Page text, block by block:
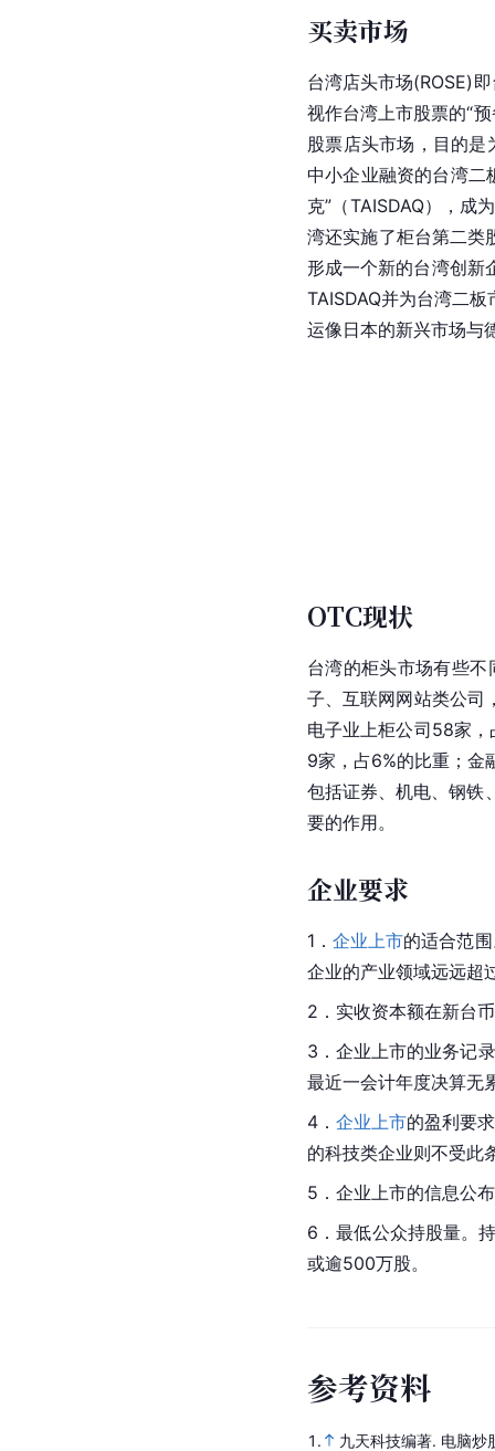
买卖市场
台湾店头市场(ROSE)
视作台湾上市股票的“
股票店头市场，目的是
中小企业融资的台湾二
克”（TAISDAQ），成
湾还实施了柜台第二类
形成一个新的台湾创新
TAISDAQ并为台湾二板
运像日本的新兴市场与
OTC现状
台湾的柜头市场有些不
子、互联网网站类公司
电子业上柜公司58家，
9家，占6%的比重；金
包括证券、机电、钢铁
要的作用。
企业要求
1．企业上市的适合范
企业的产业领域远远超
2． 实收资本额在新台币
3．企业上市的业务记
最近一会计年度决算无
4．企业上市的盈利要
的科技类企业则不受此
5．企业上市的信息公
6．最低公众持股量。
或逾500万股。
参考资料
1. 九天科技编著. 电脑炒